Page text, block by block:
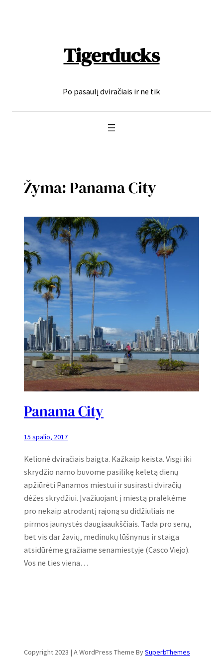
Tigerducks
Po pasaulį dviračiais ir ne tik
Žyma:Panama City
Panama City
15 spalio, 2017
Kelionė dviračiais baigta. Kažkaip keista. Visgi iki
skrydžio namo buvome pasilikę keletą dienų
apžiūrėti Panamos miestui ir susirasti dviračių
dėžes skrydžiui. Įvažiuojant į miestą pralėkėme
pro nekaip atrodantį rajoną su didžiuliais ne
pirmos jaunystės daugiaaukščiais. Tada pro senų,
bet vis dar žavių, medinukų lūšnynus ir staiga
atsidūrėme gražiame senamiestyje (Casco Viejo).
Vos ne ties viena…
Copyright 2023 | A WordPress Theme BySuperbThemes